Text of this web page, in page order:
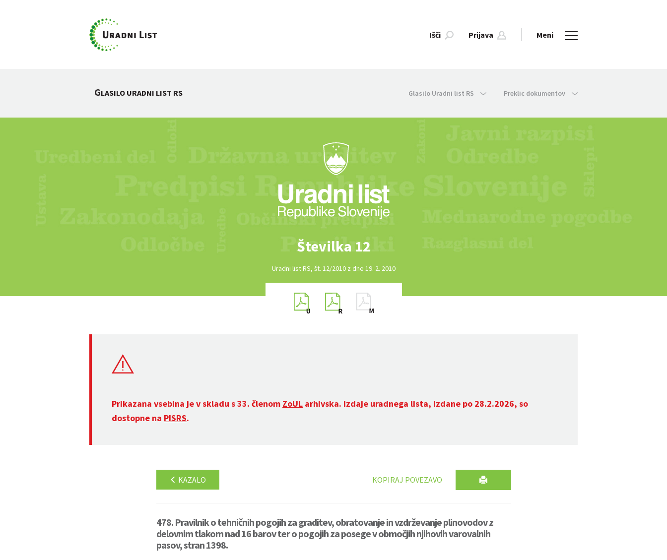
Išči Prijava Meni
GLASILO URADNI LIST RS Glasilo Uradni list RS Preklic dokumentov
Številka 12
Uradni list RS, št. 12/2010 z dne 19. 2. 2010
Prikazana vsebina je v skladu s 33. členom ZoUL arhivska. Izdaje uradnega lista, izdane po 28.2.2026, so
dostopne na PISRS.
KAZALO KOPIRAJ POVEZAVO
478. Pravilnik o tehničnih pogojih za graditev, obratovanje in vzdrževanje plinovodov z
delovnim tlakom nad 16 barov ter o pogojih za posege v območjih njihovih varovalnih
pasov, stran 1398.